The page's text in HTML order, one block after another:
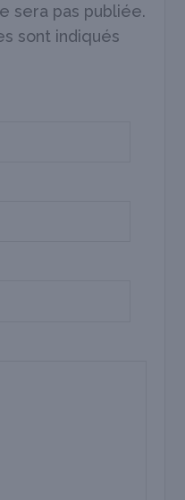
sera pas publiée.
sont indiqués